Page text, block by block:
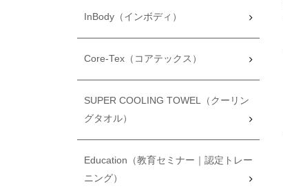
InBody（インボディ）
Core-Tex（コアテックス）
SUPER COOLING TOWEL（クーリン
グタオル）
Education（教育セミナー｜認定トレー
ニング）